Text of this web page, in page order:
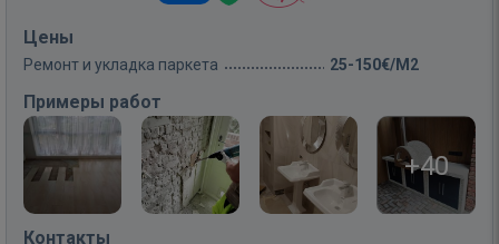
Цены
Ремонт и укладка паркета 25-150€/M2
Примеры работ
+40
Контакты